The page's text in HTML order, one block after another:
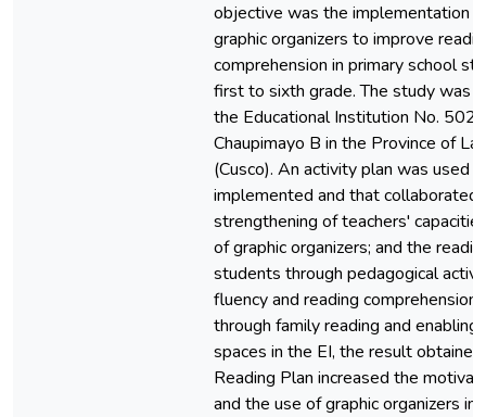
objective was the implementation
graphic organizers to improve
comprehension in primary school
first to sixth grade. The study was
the Educational Institution No.
Chaupimayo B in the Province of La
(Cusco). An activity plan was used
implemented and that collaborated
strengthening of teachers'
of graphic organizers; and the
students through pedagogical
fluency and reading
through family reading and enabling
spaces in the EI, the result
Reading Plan increased the
and the use of graphic organizers